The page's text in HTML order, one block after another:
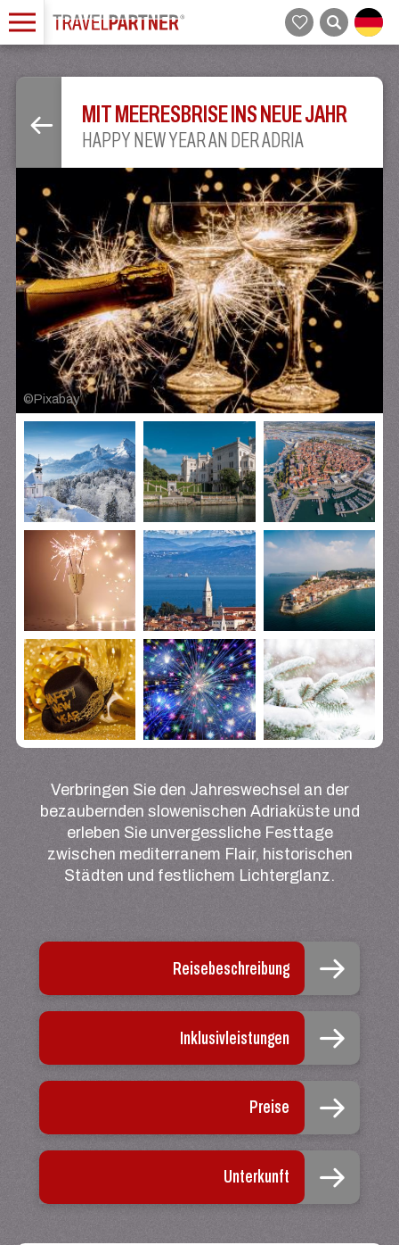
MIT MEERESBRISE INS NEUE JAHR
HAPPY NEW YEAR AN DER ADRIA
©Pixabay
Verbringen Sie den Jahreswechsel an der
bezaubernden slowenischen Adriaküste und
erleben Sie unvergessliche Festtage
zwischen mediterranem Flair, historischen
Städten und festlichem Lichterglanz.
Reisebeschreibung
Inklusivleistungen
Preise
Unterkunft